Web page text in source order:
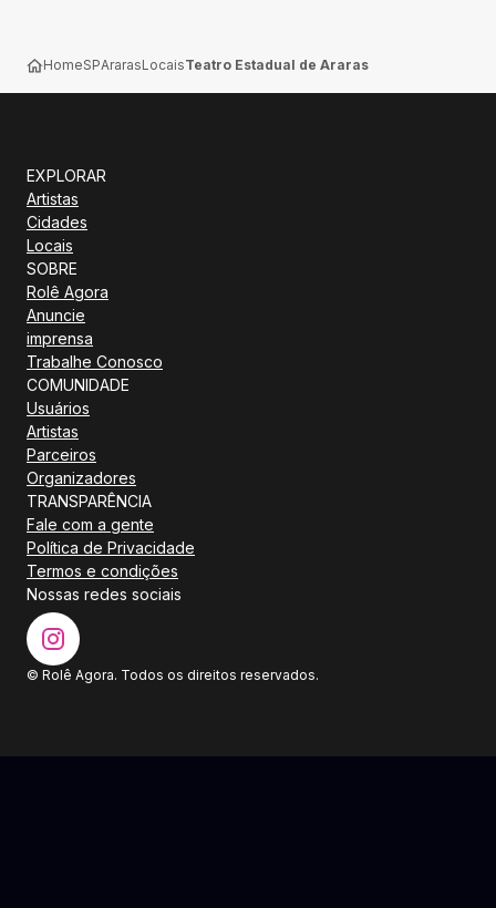
HomeSPArarasLocaisTeatro Estadual de Araras
EXPLORAR
Artistas
Cidades
Locais
SOBRE
Rolê Agora
Anuncie
imprensa
Trabalhe Conosco
COMUNIDADE
Usuários
Artistas
Parceiros
Organizadores
TRANSPARÊNCIA
Fale com a gente
Política de Privacidade
Termos e condições
Nossas redes sociais
© Rolê Agora. Todos os direitos reservados.